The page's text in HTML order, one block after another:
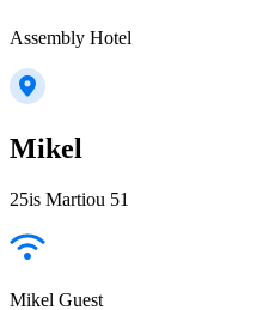
Assembly Hotel
Mikel
25is Martiou 51
Mikel Guest